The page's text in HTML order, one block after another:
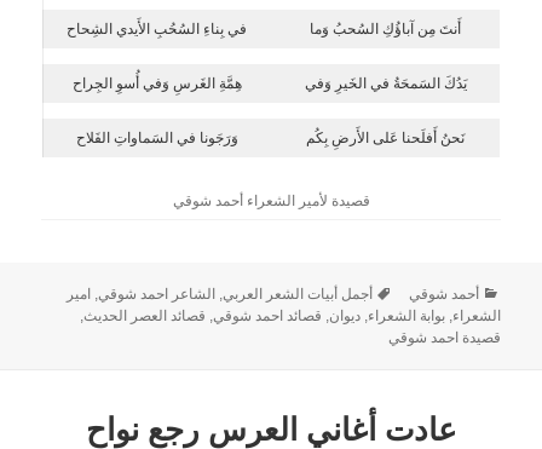
أَنتَ مِن آباؤُكِ السُحبُ وَما في بِناءِ السُحُبِ الأَيدي الشِحاح
يَدُكَ السَمحَةُ في الخَيرِ وَفي هِمَّةِ الغَرسِ وَفي أُسوِ الجِراح
نَحنُ أَفلَحنا عَلى الأَرضِ بِكُم وَرَجَونا في السَماواتِ الفَلاح
قصيدة لأمير الشعراء أحمد شوقي
أحمد شوقي أجمل أبيات الشعر العربي, الشاعر احمد شوقي, امير
الشعراء,بوابة الشعراء,ديوان, قصائد احمد شوقي, قصائد العصر الحديث,
قصيدة احمد شوقي
عادت أغاني العرس رجع نواح